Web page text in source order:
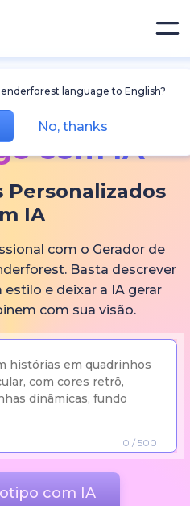
language to English?
No, thanks
com IA
Personalizados
IA
com o Gerador de
Basta descrever
estilo e deixar a IA gerar
com sua visão.
0 / 500
com IA